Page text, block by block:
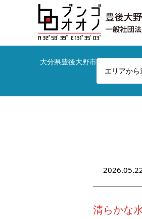
大分県豊後大野市の観光やお店
エリアから
清らかな